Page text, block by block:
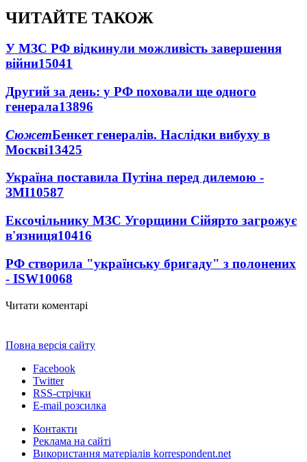
ЧИТАЙТЕ ТАКОЖ
У МЗС РФ відкинули можливість завершення
війни15041
Другий за день: у РФ поховали ще одного
генерала13896
СюжетБенкет генералів. Наслідки вибуху в
Москві13425
Україна поставила Путіна перед дилемою -
ЗМІ10587
Ексочільнику МЗС Угорщини Сійярто загрожує
в'язниця10416
РФ створила "українську бригаду" з полонених
- ISW10068
Читати коментарі
Повна версія сайту
Facebook
Twitter
RSS-стрічки
E-mail розсилка
Контакти
Реклама на сайті
Використання матеріалів korrespondent.net